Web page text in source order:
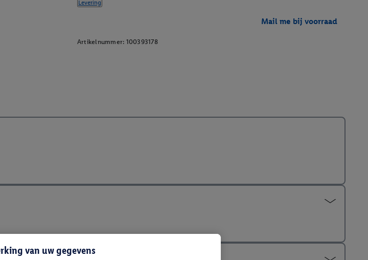
Levering
Mail me bij voorraad
Artikelnummer: 100393178
van uw gegevens